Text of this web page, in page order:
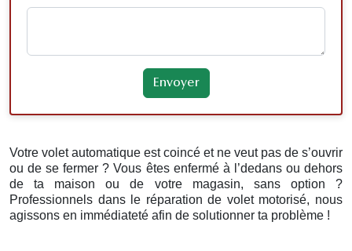
Votre volet automatique est coincé et ne veut pas de s’ouvrir
ou de se fermer ? Vous êtes enfermé à l’dedans ou dehors
de ta maison ou de votre magasin, sans option ?
Professionnels dans le réparation de volet motorisé, nous
agissons en immédiateté afin de solutionner ta problème !